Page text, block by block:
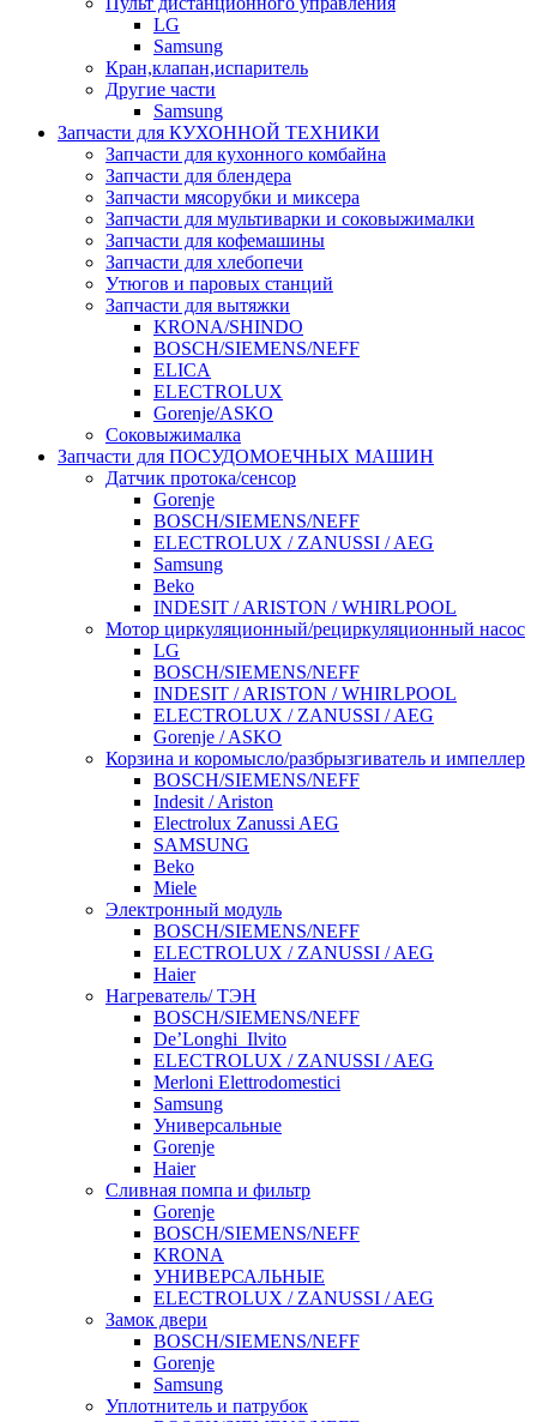
LG
Samsung
Кран,клапан,испаритель
Другие части
Samsung
Запчасти для КУХОННОЙ ТЕХНИКИ
Запчасти для кухонного комбайна
Запчасти для блендера
Запчасти мясорубки и миксера
Запчасти для мультиварки и соковыжималки
Запчасти для кофемашины
Запчасти для хлебопечи
Утюгов и паровых станций
Запчасти для вытяжки
KRONA/SHINDO
BOSCH/SIEMENS/NEFF
ELICA
ELECTROLUX
Gorenje/ASKO
Соковыжималка
Запчасти для ПОСУДОМОЕЧНЫХ МАШИН
Датчик протока/сенсор
Gorenje
BOSCH/SIEMENS/NEFF
ELECTROLUX / ZANUSSI / AEG
Samsung
Beko
INDESIT / ARISTON / WHIRLPOOL
Мотор циркуляционный/рециркуляционный насос
LG
BOSCH/SIEMENS/NEFF
INDESIT / ARISTON / WHIRLPOOL
ELECTROLUX / ZANUSSI / AEG
Gorenje / ASKO
Корзина и коромысло/разбрызгиватель и импеллер
BOSCH/SIEMENS/NEFF
Indesit / Ariston
Electrolux Zanussi AEG
SAMSUNG
Beko
Miele
Электронный модуль
BOSCH/SIEMENS/NEFF
ELECTROLUX / ZANUSSI / AEG
Haier
Нагреватель/ ТЭН
BOSCH/SIEMENS/NEFF
De’Longhi_Ilvito
ELECTROLUX / ZANUSSI / AEG
Merloni Elettrodomestici
Samsung
Универсальные
Gorenje
Haier
Сливная помпа и фильтр
Gorenje
BOSCH/SIEMENS/NEFF
KRONA
УНИВЕРСАЛЬНЫЕ
ELECTROLUX / ZANUSSI / AEG
Замок двери
BOSCH/SIEMENS/NEFF
Gorenje
Samsung
Уплотнитель и патрубок